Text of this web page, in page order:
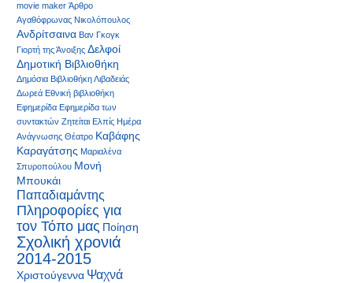
movie maker Άρθρο
Αγαθόφρωνας Νικολόπουλος
Ανδρίτσαινα Βαν Γκογκ
Γιορτή της Άνοιξης Δελφοί
Δημοτική Βιβλιοθήκη
Δημόσια Βιβλιοθήκη Λιβαδειάς
Δωρεά Εθνική βιβλιοθήκη
Εφημερίδα Εφημερίδα των
συντακτών Ζητείται Ελπίς Ημέρα
Ανάγνωσης Θέατρο Καβάφης
Καραγάτσης Μαριαλένα
Σπυροπούλου Μονή
Μπουκάι
Παπαδιαμάντης
Πληροφορίες για
τον Τόπο μας Ποίηση
Σχολική χρονιά
2014-2015
Χριστούγεννα Ψαχνά